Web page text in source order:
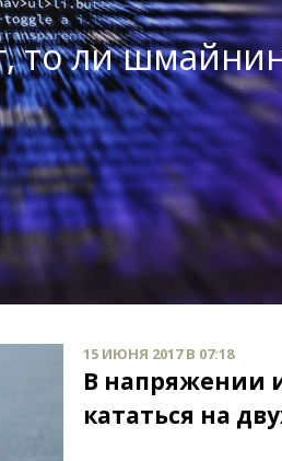
то ли
15 ИЮНЯ 2017 В 07:18
В напряжении
кататься на